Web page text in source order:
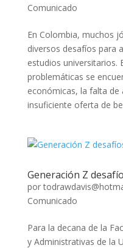
Comunicado
En Colombia, muchos
diversos desafíos para
estudios universitarios.
problemáticas se
económicas, la falta
insuficiente oferta de
Generación Z
por
Comunicado
Para la decana de la
y Administrativas de la